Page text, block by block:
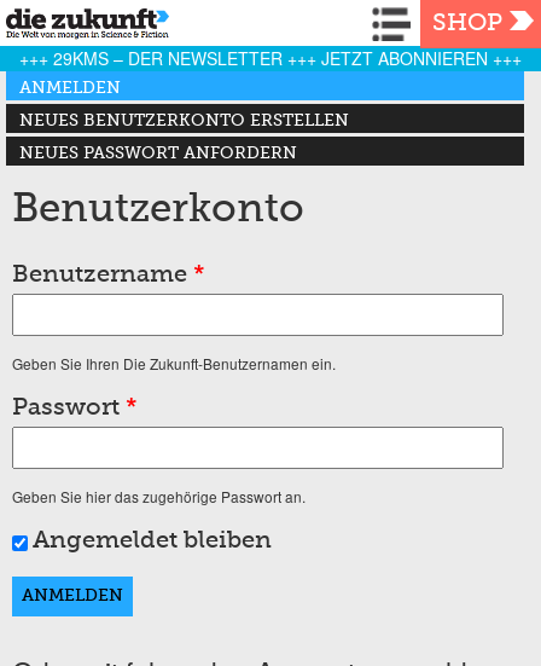
Navigation
SHOP
+++ 29KMS – DER NEWSLETTER +++ JETZT ABONNIEREN +++
Haupt-Reiter
ANMELDEN
(AKTIVER REITER)
NEUES BENUTZERKONTO ERSTELLEN
NEUES PASSWORT ANFORDERN
Benutzerkonto
Benutzername *
Geben Sie Ihren Die Zukunft-Benutzernamen ein.
Passwort *
Geben Sie hier das zugehörige Passwort an.
Angemeldet bleiben